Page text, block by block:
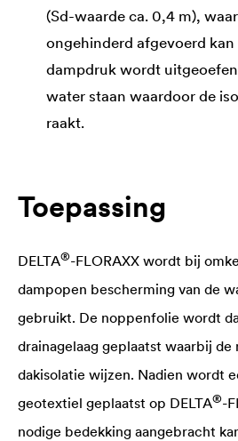
(Sd-waarde ca. 0,4 m),
ongehinderd afgevoerd
dampdruk wordt
water staan waardoor de
raakt.
Toepassing
DELTA®-FLORAXX wordt bij
dampopen bescherming van de
gebruikt. De noppenfolie wordt
drainagelaag geplaatst waarbij de
dakisolatie wijzen. Nadien wordt
geotextiel geplaatst op DELTA®-
nodige bedekking aangebracht